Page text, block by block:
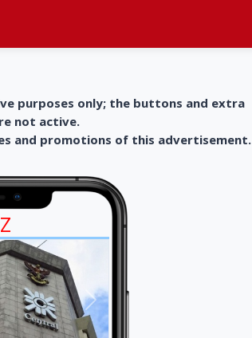
purposes only; the buttons and extra
not active.
and promotions of this advertisement.